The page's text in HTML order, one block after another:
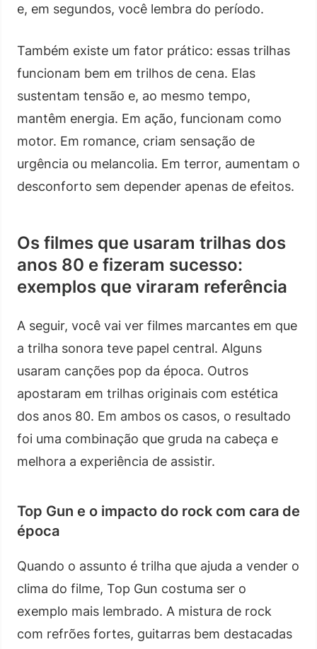
e, em segundos, você lembra do período.
Também existe um fator prático: essas trilhas
funcionam bem em trilhos de cena. Elas
sustentam tensão e, ao mesmo tempo,
mantêm energia. Em ação, funcionam como
motor. Em romance, criam sensação de
urgência ou melancolia. Em terror, aumentam o
desconforto sem depender apenas de efeitos.
Os filmes que usaram trilhas dos
anos 80 e fizeram sucesso:
exemplos que viraram referência
A seguir, você vai ver filmes marcantes em que
a trilha sonora teve papel central. Alguns
usaram canções pop da época. Outros
apostaram em trilhas originais com estética
dos anos 80. Em ambos os casos, o resultado
foi uma combinação que gruda na cabeça e
melhora a experiência de assistir.
Top Gun e o impacto do rock com cara de
época
Quando o assunto é trilha que ajuda a vender o
clima do filme, Top Gun costuma ser o
exemplo mais lembrado. A mistura de rock
com refrões fortes, guitarras bem destacadas